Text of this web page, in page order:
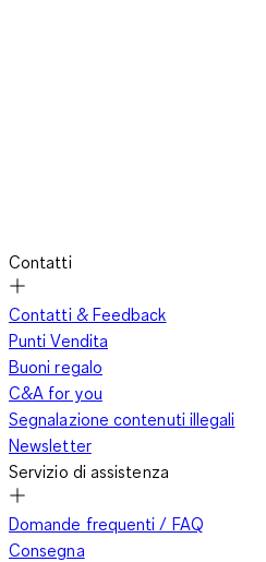
Contatti
Contatti & Feedback
Punti Vendita
Buoni regalo
C&A for you
Segnalazione contenuti illegali
Newsletter
Servizio di assistenza
Domande frequenti / FAQ
Consegna